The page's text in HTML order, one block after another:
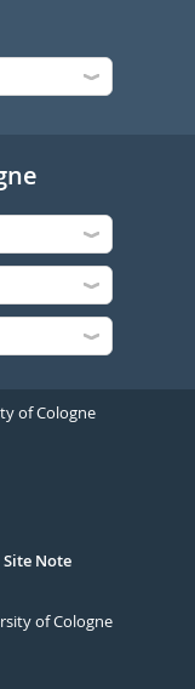
of Cologne
Site Note
of Cologne